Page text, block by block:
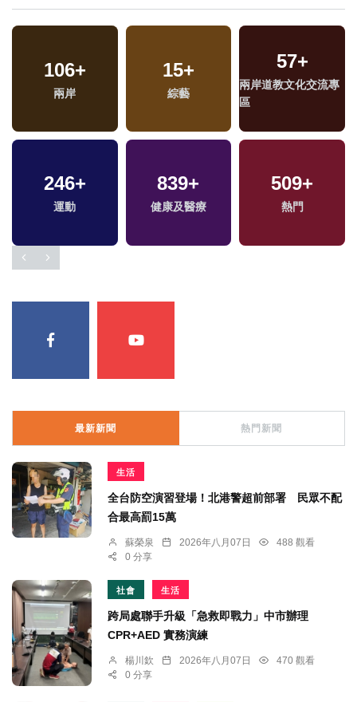
106+
兩岸
15+
綜藝
57+
兩岸道教文化交流專
區
246+
運動
839+
健康及醫療
509+
熱門
51+
2024立委選戰
2+
兩岸藝苑天地
最新新聞 熱門新聞
生活
全台防空演習登場！北港警超前部署 民眾不配
合最高罰15萬
蘇榮泉 2026年八月07日
488 觀看
0 分享
社會 生活
跨局處聯手升級「急救即戰力」中市辦理
CPR+AED 實務演練
楊川欽 2026年八月07日
470 觀看
0 分享